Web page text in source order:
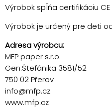
Výrobok spĺňa certifikáciu CE
Výrobok je určený pre deti
Adresa výrobcu:
MFP paper s.r.o.
Gen.Štefánika 3581/52
750 02 Přerov
info@mfp.cz
www.mfp.cz